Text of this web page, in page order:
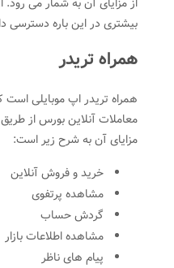
بیشتری در این باره دسترسی
همراه تریدر
همراه تریدر اپ موبایلی است
معاملات آنلاین بورس از
مزایای آن به شرح زیر است:
خرید و فروش آنلاین
مشاهده پرتفوی
گردش حساب
مشاهده اطلاعات بازار
پیام های ناظر